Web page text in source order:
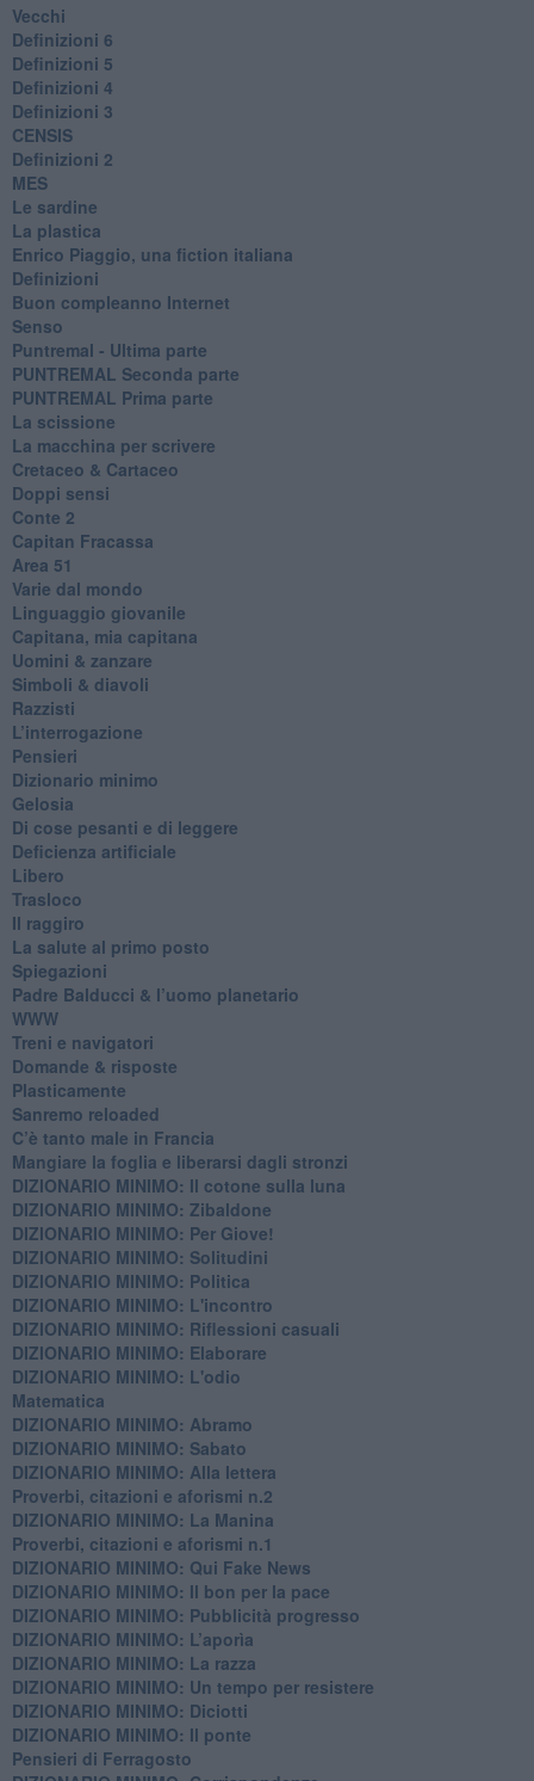
Vecchi
Definizioni 6
Definizioni 5
Definizioni 4
Definizioni 3
CENSIS
​Definizioni 2
MES
Le sardine
La plastica
​Enrico Piaggio, una fiction italiana
Definizioni
​Buon compleanno Internet
Senso
Puntremal - Ultima parte
PUNTREMAL Seconda parte
​PUNTREMAL Prima parte
La scissione
La macchina per scrivere
Cretaceo & Cartaceo
Doppi sensi
​Conte 2
​Capitan Fracassa
​Area 51
Varie dal mondo
​Linguaggio giovanile
​Capitana, mia capitana
Uomini & zanzare
​Simboli & diavoli
Razzisti
​L’interrogazione
Pensieri
​Dizionario minimo
Gelosia
Di cose pesanti e di leggere
​Deficienza artificiale
Libero
Trasloco
Il raggiro
​La salute al primo posto
Spiegazioni
Padre Balducci & l’uomo planetario
WWW
​Treni e navigatori
​Domande & risposte
​Plasticamente
Sanremo reloaded
C’è tanto male in Francia
​Mangiare la foglia e liberarsi dagli stronzi
DIZIONARIO MINIMO: Il cotone sulla luna
DIZIONARIO MINIMO: Zibaldone
DIZIONARIO MINIMO: Per Giove!
DIZIONARIO MINIMO: Solitudini
DIZIONARIO MINIMO: Politica
DIZIONARIO MINIMO: L'incontro
DIZIONARIO MINIMO: Riflessioni casuali
DIZIONARIO MINIMO: Elaborare
DIZIONARIO MINIMO: L'odio
​Matematica
DIZIONARIO MINIMO: Abramo
DIZIONARIO MINIMO: Sabato
​DIZIONARIO MINIMO: Alla lettera
Proverbi, citazioni e aforismi n.2
DIZIONARIO MINIMO: La Manina
​Proverbi, citazioni e aforismi n.1
DIZIONARIO MINIMO: Qui Fake News
DIZIONARIO MINIMO: ​Il bon per la pace
DIZIONARIO MINIMO: Pubblicità progresso
DIZIONARIO MINIMO: L’aporìa
DIZIONARIO MINIMO: La razza
DIZIONARIO MINIMO: Un tempo per resistere
DIZIONARIO MINIMO: Diciotti
DIZIONARIO MINIMO: Il ponte
Pensieri di Ferragosto